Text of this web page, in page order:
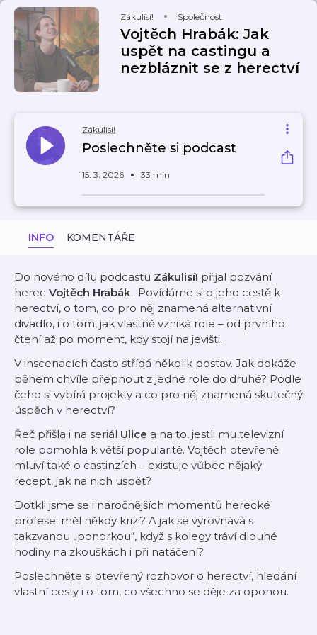
Zákulisí! Společnost
Vojtěch Hrabák: Jak
uspět na castingu a
nezbláznit se z herectví
Zákulisí!
Poslechněte si podcast
15. 3. 2026 33 min
INFO KOMENTÁŘE
Do nového dílu podcastu Zákulisí! přijal pozvání
herec Vojtěch Hrabák . Povídáme si o jeho cestě k
herectví, o tom, co pro něj znamená alternativní
divadlo, i o tom, jak vlastně vzniká role – od prvního
čtení až po moment, kdy stojí na jevišti.
V inscenacích často střídá několik postav. Jak dokáže
během chvíle přepnout z jedné role do druhé? Podle
čeho si vybírá projekty a co pro něj znamená skutečný
úspěch v herectví?
Řeč přišla i na seriál Ulice a na to, jestli mu televizní
role pomohla k větší popularitě. Vojtěch otevřeně
mluví také o castinzích – existuje vůbec nějaký
recept, jak na nich uspět?
Dotkli jsme se i náročnějších momentů herecké
profese: měl někdy krizi? A jak se vyrovnává s
takzvanou „ponorkou“, když s kolegy tráví dlouhé
hodiny na zkouškách i při natáčení?
Poslechněte si otevřený rozhovor o herectví, hledání
vlastní cesty i o tom, co všechno se děje za oponou.